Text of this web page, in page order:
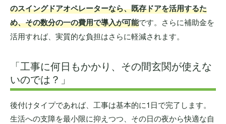
のスイングドアオペレーターなら、既存ドアを活用するた
め、その数分の一の費用で導入が可能です。さらに補助金を
活用すれば、実質的な負担はさらに軽減されます。
「工事に何日もかかり、その間玄関が使えな
いのでは？」
後付けタイプであれば、工事は基本的に1日で完了します。
生活への支障を最小限に抑えつつ、その日の夜から快適な自